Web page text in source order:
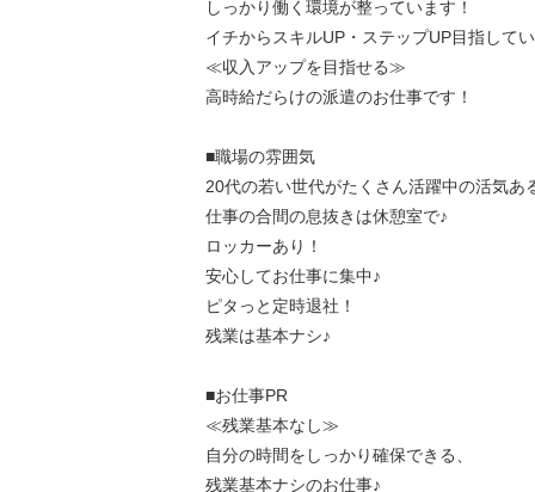
しっかり働く環境が整っています！
イチからスキルUP・ステップUP目指して
≪収入アップを目指せる≫
高時給だらけの派遣のお仕事です！
■職場の雰囲気
20代の若い世代がたくさん活躍中の活気あ
仕事の合間の息抜きは休憩室で♪
ロッカーあり！
安心してお仕事に集中♪
ピタっと定時退社！
残業は基本ナシ♪
■お仕事PR
≪残業基本なし≫
自分の時間をしっかり確保できる、
残業基本ナシのお仕事♪